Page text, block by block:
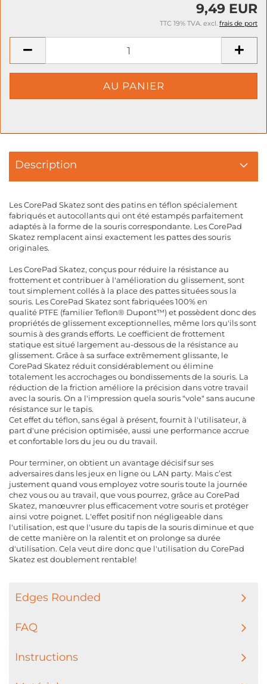
9,49 EUR
TTC 19% TVA. excl. frais de port
Description
Les CorePad Skatez sont des patins en téflon spécialement
fabriqués et autocollants qui ont été estampés parfaitement
adaptés à la forme de la souris correspondante. Les CorePad
Skatez remplacent ainsi exactement les pattes des souris
originales.
Les CorePad Skatez, conçus pour réduire la résistance au
frottement et contribuer à l'amélioration du glissement, sont
tout simplement collés à la place des pattes situées sous la
souris. Les CorePad Skatez sont fabriquées 100% en
qualité PTFE (familier Teflon® Dupont™) et possèdent donc des
propriétés de glissement exceptionnelles, même lors qu'ils sont
soumis à des grands efforts. Le coefficient de frottement
statique est situé largement au-dessous de la résistance au
glissement. Grâce à sa surface extrêmement glissante, le
CorePad Skatez réduit considérablement ou élimine
totalement les accrochages ou bondissements de la souris. La
réduction de la friction améliore la précision dans votre travail
avec la souris. On a l'impression quela souris "vole" sans aucune
résistance sur le tapis.
Cet effet du téflon, sans égal à présent, fournit à l'utilisateur, à
part d'une précision optimisée, aussi une performance accrue
et confortable lors du jeu ou du travail.
Pour terminer, on obtient un avantage décisif sur ses
adversaires dans les jeux en ligne ou LAN party. Mais c’est
justement quand vous employez votre souris toute la journée
chez vous ou au travail, que vous pourrez, grâce au CorePad
Skatez, manœuvrer plus efficacement votre souris et protéger
ainsi votre poignet. L'effet positif non négligeable dans
l'utilisation, est que l'usure du tapis de la souris diminue et que
de cette manière on la ralentit et on prolonge sa durée
d'utilisation. Cela veut dire donc que l'utilisation du CorePad
Skatez est doublement rentable!
Edges Rounded
FAQ
Instructions